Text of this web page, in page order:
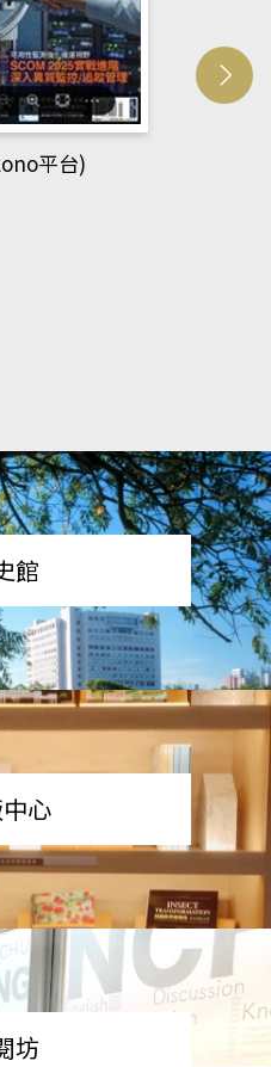
館
心
坊